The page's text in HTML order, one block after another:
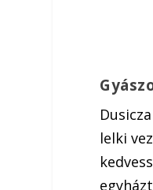
lelki